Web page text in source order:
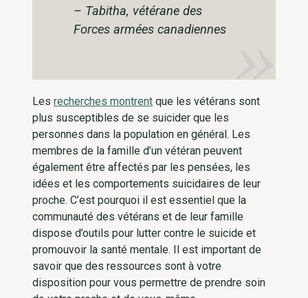
– Tabitha, vétérane des
Forces armées canadiennes
Les recherches montrent que les vétérans sont
plus susceptibles de se suicider que les
personnes dans la population en général. Les
membres de la famille d’un vétéran peuvent
également être affectés par les pensées, les
idées et les comportements suicidaires de leur
proche. C’est pourquoi il est essentiel que la
communauté des vétérans et de leur famille
dispose d’outils pour lutter contre le suicide et
promouvoir la santé mentale. Il est important de
savoir que des ressources sont à votre
disposition pour vous permettre de prendre soin